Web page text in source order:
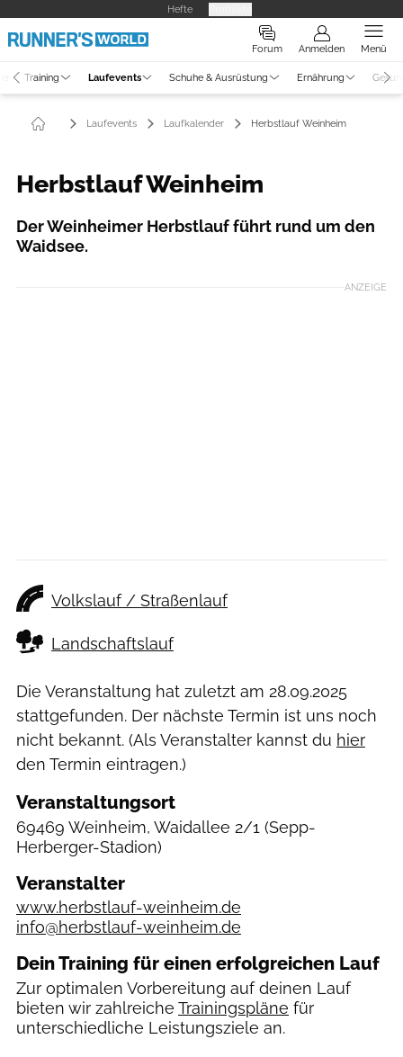
Hefte
Forum Anmelden Menü
Training Laufevents Schuhe & Ausrüstung Ernährung
Laufevents Laufkalender Herbstlauf Weinheim
Herbstlauf Weinheim
Der Weinheimer Herbstlauf führt rund um den
Waidsee.
ANZEIGE
Volkslauf / Straßenlauf
Landschaftslauf
Die Veranstaltung hat zuletzt am 28.09.2025
stattgefunden. Der nächste Termin ist uns noch
nicht bekannt. (Als Veranstalter kannst du hier
den Termin eintragen.)
Veranstaltungsort
69469 Weinheim, Waidallee 2/1 (Sepp-
Herberger-Stadion)
Veranstalter
www.herbstlauf-weinheim.de
info@herbstlauf-weinheim.de
Dein Training für einen erfolgreichen Lauf
Zur optimalen Vorbereitung auf deinen Lauf
bieten wir zahlreiche Trainingspläne für
unterschiedliche Leistungsziele an.